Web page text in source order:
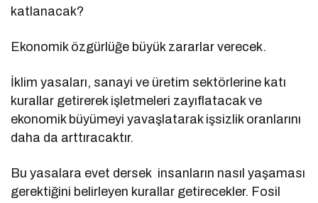
katlanacak?
Ekonomik özgürlüğe büyük zararlar verecek.
İklim yasaları, sanayi ve üretim sektörlerine katı
kurallar getirerek işletmeleri zayıflatacak ve
ekonomik büyümeyi yavaşlatarak işsizlik oranlarını
daha da arttıracaktır.
Bu yasalara evet dersek insanların nasıl yaşaması
gerektiğini belirleyen kurallar getirecekler. Fosil